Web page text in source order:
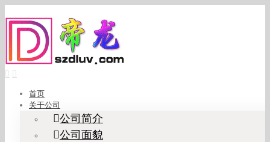
to
content
首页
关于公司
公司简介
公司面貌